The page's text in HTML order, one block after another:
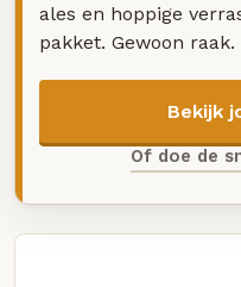
ales en hoppige
pakket. Gewoon raak.
Bekijk
Of doe de